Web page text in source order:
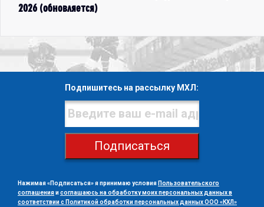
2026 (обновляется)
Подпишитесь на рассылку МХЛ:
Подписаться
Нажимая «Подписаться» я принимаю условия Пользовательского
соглашенияисоглашаюсь на обработку моих персональных данных в
соответствии с Политикой обработки персональных данных ООО «КХЛ»